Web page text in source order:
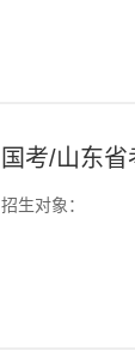
国考/山东省
招生对象：